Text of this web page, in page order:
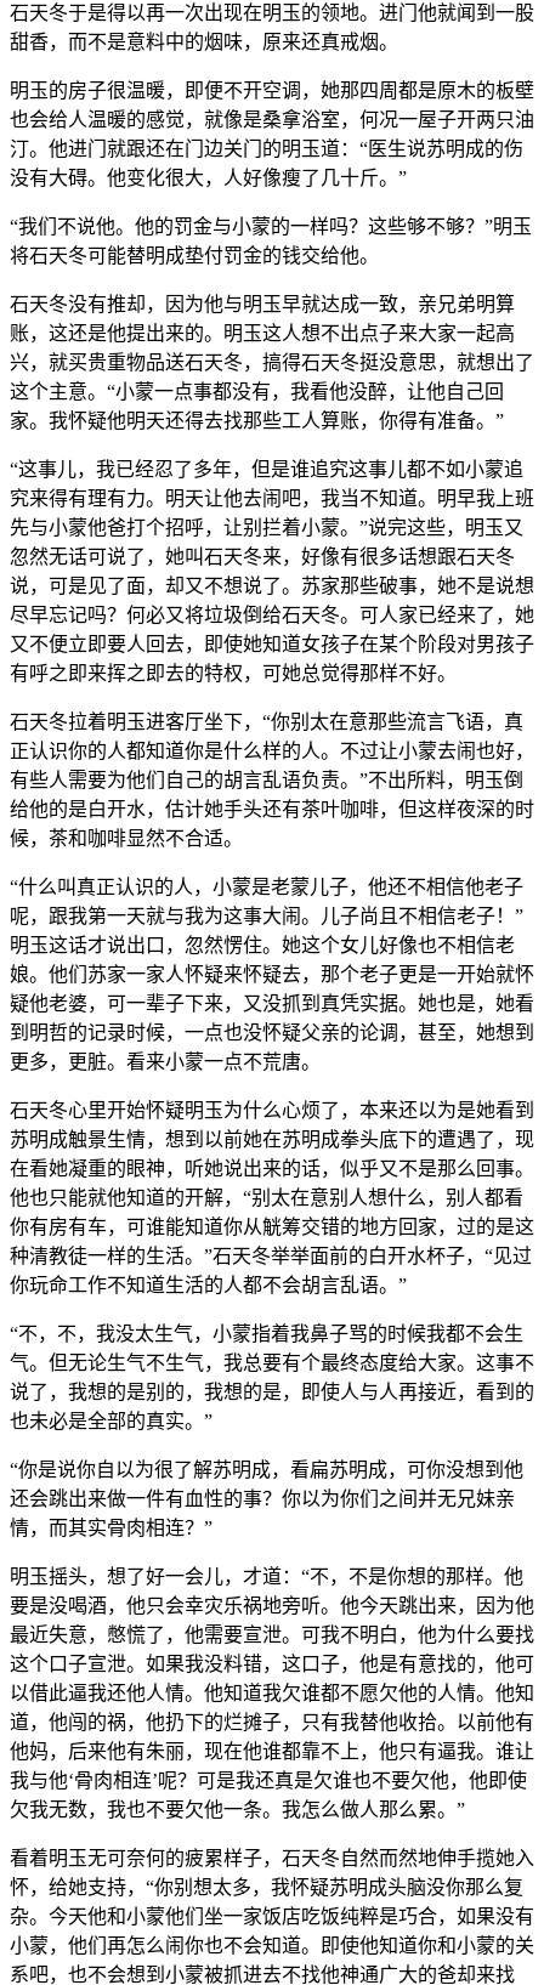
石天冬于是得以再一次出现在明玉的领地。进门他就闻到一股
甜香，而不是意料中的烟味，原来还真戒烟。
明玉的房子很温暖，即便不开空调，她那四周都是原木的板壁
也会给人温暖的感觉，就像是桑拿浴室，何况一屋子开两只油
汀。他进门就跟还在门边关门的明玉道：“医生说苏明成的伤
没有大碍。他变化很大，人好像瘦了几十斤。”
“我们不说他。他的罚金与小蒙的一样吗？这些够不够？”明玉
将石天冬可能替明成垫付罚金的钱交给他。
石天冬没有推却，因为他与明玉早就达成一致，亲兄弟明算
账，这还是他提出来的。明玉这人想不出点子来大家一起高
兴，就买贵重物品送石天冬，搞得石天冬挺没意思，就想出了
这个主意。“小蒙一点事都没有，我看他没醉，让他自己回
家。我怀疑他明天还得去找那些工人算账，你得有准备。”
“这事儿，我已经忍了多年，但是谁追究这事儿都不如小蒙追
究来得有理有力。明天让他去闹吧，我当不知道。明早我上班
先与小蒙他爸打个招呼，让别拦着小蒙。”说完这些，明玉又
忽然无话可说了，她叫石天冬来，好像有很多话想跟石天冬
说，可是见了面，却又不想说了。苏家那些破事，她不是说想
尽早忘记吗？何必又将垃圾倒给石天冬。可人家已经来了，她
又不便立即要人回去，即使她知道女孩子在某个阶段对男孩子
有呼之即来挥之即去的特权，可她总觉得那样不好。
石天冬拉着明玉进客厅坐下，“你别太在意那些流言飞语，真
正认识你的人都知道你是什么样的人。不过让小蒙去闹也好，
有些人需要为他们自己的胡言乱语负责。”不出所料，明玉倒
给他的是白开水，估计她手头还有茶叶咖啡，但这样夜深的时
候，茶和咖啡显然不合适。
“什么叫真正认识的人，小蒙是老蒙儿子，他还不相信他老子
呢，跟我第一天就与我为这事大闹。儿子尚且不相信老子！”
明玉这话才说出口，忽然愣住。她这个女儿好像也不相信老
娘。他们苏家一家人怀疑来怀疑去，那个老子更是一开始就怀
疑他老婆，可一辈子下来，又没抓到真凭实据。她也是，她看
到明哲的记录时候，一点也没怀疑父亲的论调，甚至，她想到
更多，更脏。看来小蒙一点不荒唐。
石天冬心里开始怀疑明玉为什么心烦了，本来还以为是她看到
苏明成触景生情，想到以前她在苏明成拳头底下的遭遇了，现
在看她凝重的眼神，听她说出来的话，似乎又不是那么回事。
他也只能就他知道的开解，“别太在意别人想什么，别人都看
你有房有车，可谁能知道你从觥筹交错的地方回家，过的是这
种清教徒一样的生活。”石天冬举举面前的白开水杯子，“见过
你玩命工作不知道生活的人都不会胡言乱语。”
“不，不，我没太生气，小蒙指着我鼻子骂的时候我都不会生
气。但无论生气不生气，我总要有个最终态度给大家。这事不
说了，我想的是别的，我想的是，即使人与人再接近，看到的
也未必是全部的真实。”
“你是说你自以为很了解苏明成，看扁苏明成，可你没想到他
还会跳出来做一件有血性的事？你以为你们之间并无兄妹亲
情，而其实骨肉相连？”
明玉摇头，想了好一会儿，才道：“不，不是你想的那样。他
要是没喝酒，他只会幸灾乐祸地旁听。他今天跳出来，因为他
最近失意，憋慌了，他需要宣泄。可我不明白，他为什么要找
这个口子宣泄。如果我没料错，这口子，他是有意找的，他可
以借此逼我还他人情。他知道我欠谁都不愿欠他的人情。他知
道，他闯的祸，他扔下的烂摊子，只有我替他收拾。以前他有
他妈，后来他有朱丽，现在他谁都靠不上，他只有逼我。谁让
我与他‘骨肉相连’呢？可是我还真是欠谁也不要欠他，他即使
欠我无数，我也不要欠他一条。我怎么做人那么累。”
看着明玉无可奈何的疲累样子，石天冬自然而然地伸手揽她入
怀，给她支持，“你别想太多，我怀疑苏明成头脑没你那么复
杂。今天他和小蒙他们坐一家饭店吃饭纯粹是巧合，如果没有
小蒙，他们再怎么闹你也不会知道。即使他知道你和小蒙的关
系吧，也不会想到小蒙被抓进去不找他神通广大的爸却来找